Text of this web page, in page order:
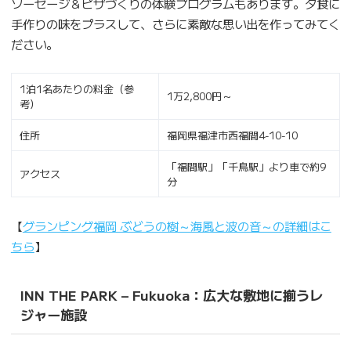
手作りの味をプラスして、さらに素敵な思い出を作ってみてく
ださい。
1泊1名あたりの料金（参
考）
1万2,800円～
住所 福岡県福津市西福間4-10-10
アクセス
「福間駅」「千鳥駅」より車で約9
分
【グランピング福岡 ぶどうの樹～海風と波の音～の詳細はこ
ちら】
INN THE PARK – Fukuoka：広大な敷地に揃うレ
ジャー施設